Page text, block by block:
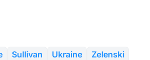
Sullivan Ukraine Zelenski